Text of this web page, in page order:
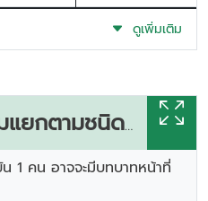
ดูเพิ่มเติม
กตามชนิดกีฬา
น 1 คน อาจจะมีบทบาทหน้าที่